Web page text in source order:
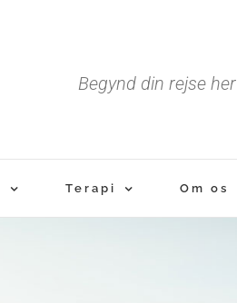
Begynd din rejse her
Terapi Om os